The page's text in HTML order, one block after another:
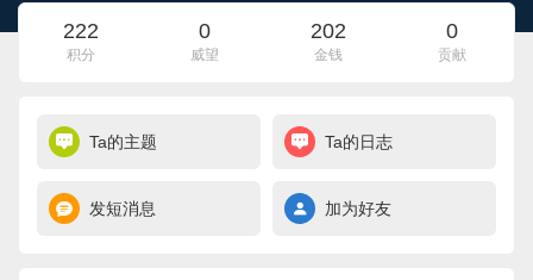
222
积分
0
威望
202
金钱
0
贡献
Ta的主题 Ta的日志
发短消息 加为好友